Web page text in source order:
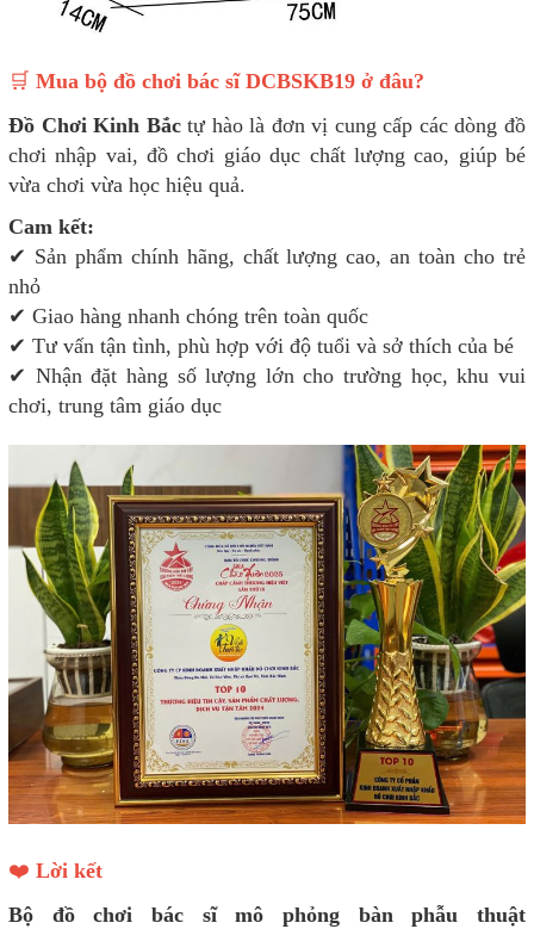
🛒 Mua bộ đồ chơi bác sĩ DCBSKB19 ở đâu?
Đồ Chơi Kinh Bắctự hào là đơn vị cung cấp các dòng đồ
chơi nhập vai, đồ chơi giáo dục chất lượng cao, giúp bé
vừa chơi vừa học hiệu quả.
Cam kết:
✔ Sản phẩm chính hãng, chất lượng cao, an toàn cho trẻ
nhỏ
✔ Giao hàng nhanh chóng trên toàn quốc
✔ Tư vấn tận tình, phù hợp với độ tuổi và sở thích của bé
✔ Nhận đặt hàng số lượng lớn cho trường học, khu vui
chơi, trung tâm giáo dục
❤️ Lời kết
Bộ đồ chơi bác sĩ mô phỏng bàn phẫu thuật